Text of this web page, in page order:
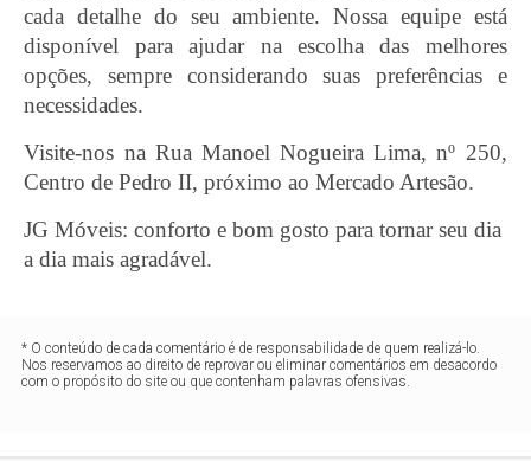
cada detalhe do seu ambiente. Nossa equipe está
disponível para ajudar na escolha das melhores
opções, sempre considerando suas preferências e
necessidades.
Visite-nos na Rua Manoel Nogueira Lima, nº 250,
Centro de Pedro II, próximo ao Mercado Artesão.
JG Móveis: conforto e bom gosto para tornar seu dia
a dia mais agradável.
* O conteúdo de cada comentário é de responsabilidade de quem realizá-lo.
Nos reservamos ao direito de reprovar ou eliminar comentários em desacordo
com o propósito do site ou que contenham palavras ofensivas.